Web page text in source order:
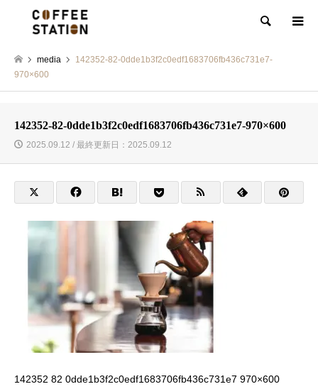
検索
media
142352-82-0dde1b3f2c0edf1683706fb436c731e7-
970×600
142352-82-0dde1b3f2c0edf1683706fb436c731e7-970×600
2025.09.12 / 最終更新日：2025.09.12
142352 82 0dde1b3f2c0edf1683706fb436c731e7 970×600